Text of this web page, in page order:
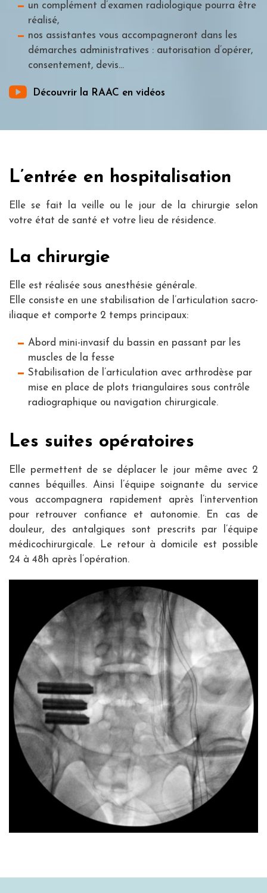
un complément d’examen radiologique pourra être
réalisé,
nos assistantes vous accompagneront dans les
démarches administratives : autorisation d’opérer,
consentement, devis...
Découvrir la RAAC en vidéos
L’entrée en hospitalisation
Elle se fait la veille ou le jour de la chirurgie selon
votre état de santé et votre lieu de résidence.
La chirurgie
Elle est réalisée sous anesthésie générale.
Elle consiste en une stabilisation de l’articulation sacro-
iliaque et comporte 2 temps principaux:
Abord mini-invasif du bassin en passant par les
muscles de la fesse
Stabilisation de l’articulation avec arthrodèse par
mise en place de plots triangulaires sous contrôle
radiographique ou navigation chirurgicale.
Les suites opératoires
Elle permettent de se déplacer le jour même avec 2
cannes béquilles. Ainsi l’équipe soignante du service
vous accompagnera rapidement après l’intervention
pour retrouver confiance et autonomie. En cas de
douleur, des antalgiques sont prescrits par l’équipe
médicochirurgicale. Le retour à domicile est possible
24 à 48h après l’opération.